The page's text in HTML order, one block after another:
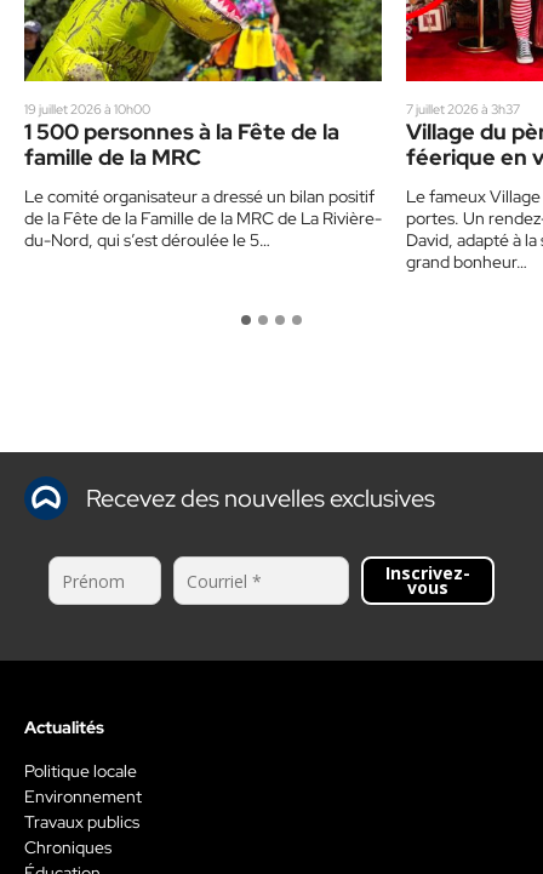
19 juillet 2026 à 10h00
1 500 personnes à la Fête de la
famille de la MRC
Le comité organisateur a dressé un bilan positif
de la Fête de la Famille de la MRC de La Rivière-
du-Nord, qui s’est déroulée le 5…
7 juillet 2026 à 3h37
Village du
féerique en
Le fameux
portes. Un
David, adapté à
grand bonheur…
Recevez des nouvelles exclusives
Inscrivez-
vous
Actualités
Politique locale
Environnement
Travaux publics
Chroniques